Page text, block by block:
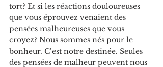
tort? Et si les réactions douloureuses
que vous éprouvez venaient des
pensées malheureuses que vous
croyez? Nous sommes nés pour le
bonheur. C’est notre destinée. Seules
des pensées de malheur peuvent nous